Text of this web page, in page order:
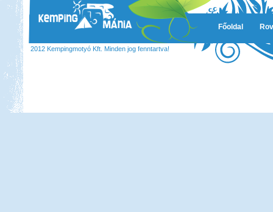
Főoldal
2012 Kempingmotyó Kft. Minden jog fenntartva!